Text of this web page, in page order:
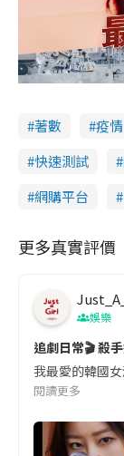
著數 疫情
快速測試
網購平台
更多真實評價
娛樂
追劇日常🎬 殺
我最愛的韓國
閱讀更多